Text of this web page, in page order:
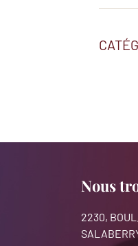
Nous
2230,